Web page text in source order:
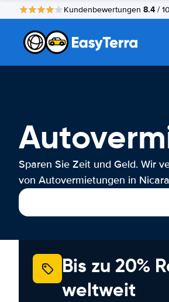
Kundenbewertungen 8.4 / 10
Sparen Sie Zeit und Geld. Wir
von Autovermietungen in
Bis zu 20%
weltweit